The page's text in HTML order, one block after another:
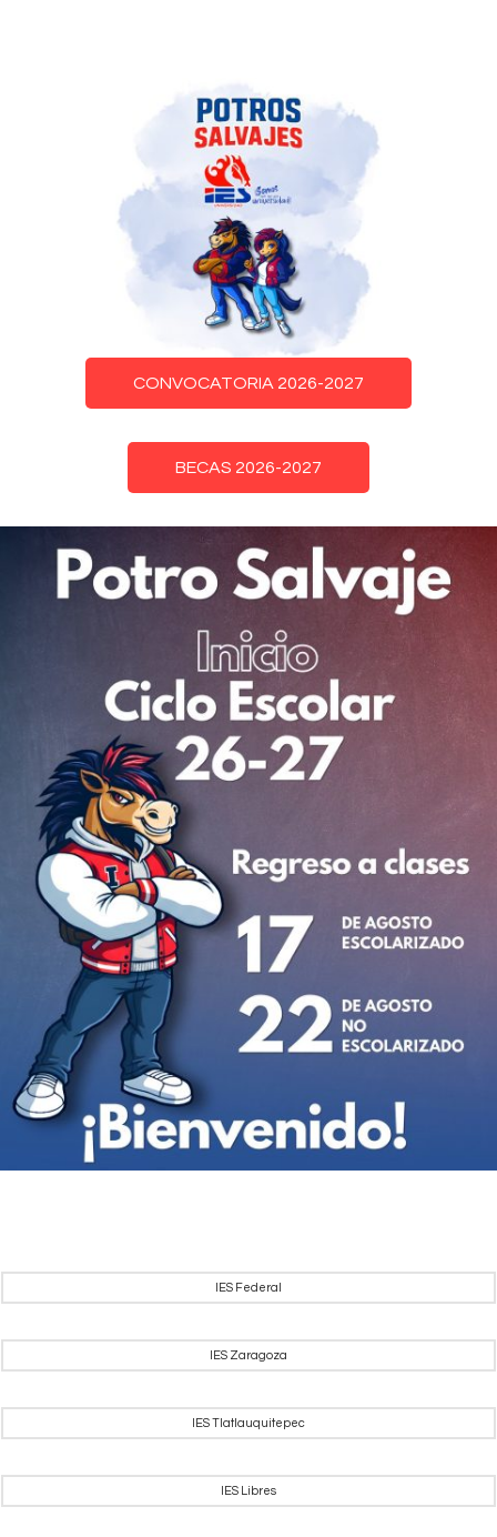
CONVOCATORIA 2026-2027
BECAS 2026-2027
IES Federal
IES Zaragoza
IES Tlatlauquitepec
IES Libres